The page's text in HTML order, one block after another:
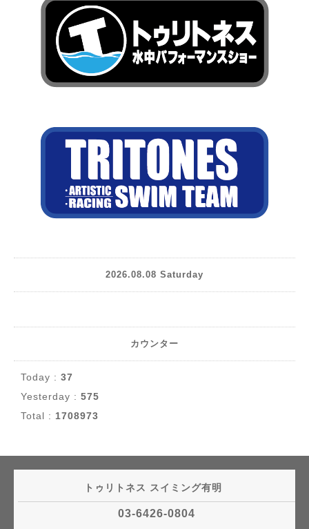
2026.08.08 Saturday
カウンター
Today : 37
Yesterday : 575
Total : 1708973
トゥリトネス スイミング有明
03-6426-0804